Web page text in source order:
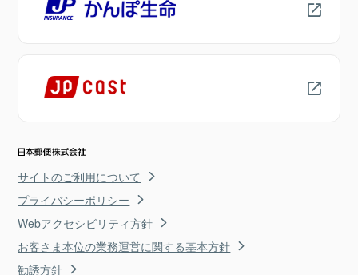
サイトのご利用について
プライバシーポリシー
Webアクセシビリティ方針
お客さま本位の業務運営に関する基本方針
勧誘方針